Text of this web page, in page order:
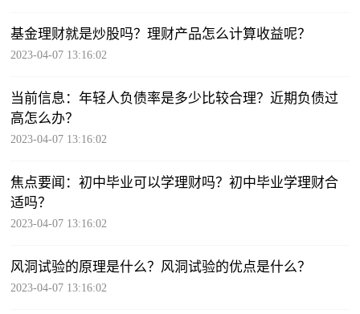
基金理财就是炒股吗？理财产品怎么计算收益呢？
2023-04-07 13:16:02
当前信息：年轻人负债率是多少比较合理？近期负债过
高怎么办？
2023-04-07 13:16:02
焦点要闻：初中毕业可以学理财吗？初中毕业学理财合
适吗？
2023-04-07 13:16:02
风洞试验的原理是什么？风洞试验的优点是什么？
2023-04-07 13:16:02